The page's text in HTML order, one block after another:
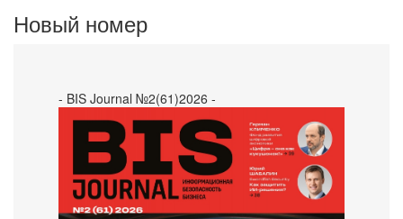
Новый номер
- BIS Journal №2(61)2026 -